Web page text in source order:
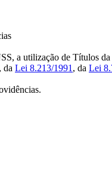
a utilização de Títulos
, da Lei 8.213/1991 , da Lei